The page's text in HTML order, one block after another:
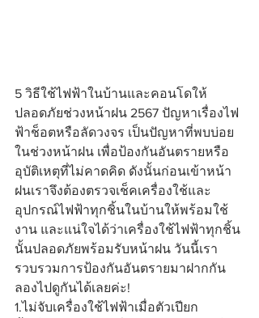
5 วิธีใช้ไฟฟ้าในบ้านและคอนโดให้
ปลอดภัยช่วงหน้าฝน 2567 ปัญหาเรื่องไฟ
ฟ้าช็อตหรือลัดวงจร เป็นปัญหาที่พบบ่อย
ในช่วงหน้าฝน เพื่อป้องกันอันตรายหรือ
อุบัติเหตุที่ไม่คาดคิด ดังนั้นก่อนเข้าหน้า
ฝนเราจึงต้องตรวจเช็คเครื่องใช้และ
อุปกรณ์ไฟฟ้าทุกชิ้นในบ้านให้พร้อมใช้
งาน และแน่ใจได้ว่าเครื่องใช้ไฟฟ้าทุกชิ้น
นั้นปลอดภัยพร้อมรับหน้าฝน วันนี้เรา
รวบรวมการป้องกันอันตรายมาฝากกัน
ลองไปดูกันได้เลยค่ะ!
1.ไม่จับเครื่องใช้ไฟฟ้าเมื่อตัวเปียก